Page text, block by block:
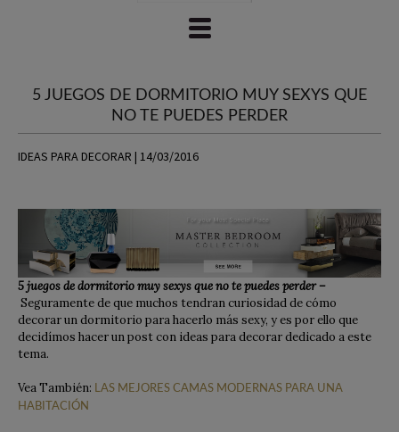
5 JUEGOS DE DORMITORIO MUY SEXYS QUE
NO TE PUEDES PERDER
IDEAS PARA DECORAR | 14/03/2016
5 juegos de dormitorio muy sexys que no te puedes perder –
Seguramente de que muchos tendran curiosidad de cómo
decorar un dormitorio para hacerlo más sexy, y es por ello que
decidímos hacer un post con ideas para decorar dedicado a este
tema.
Vea También: LAS MEJORES CAMAS MODERNAS PARA UNA
HABITACIÓN